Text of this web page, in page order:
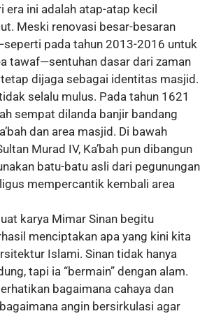
era ini adalah atap-atap kecil
Meski renovasi besar-besaran
pada tahun 2013-2016 untuk
tawaf—sentuhan dasar dari zaman
dijaga sebagai identitas masjid.
selalu mulus. Pada tahun 1621
sempat dilanda banjir bandang
dan area masjid. Di bawah
Murad IV, Ka’bah pun dibangun
batu-batu asli dari pegunungan
mempercantik kembali area
karya Mimar Sinan begitu
menciptakan apa yang kini kita
Islami. Sinan tidak hanya
tapi ia “bermain” dengan alam.
bagaimana cahaya dan
angin bersirkulasi agar